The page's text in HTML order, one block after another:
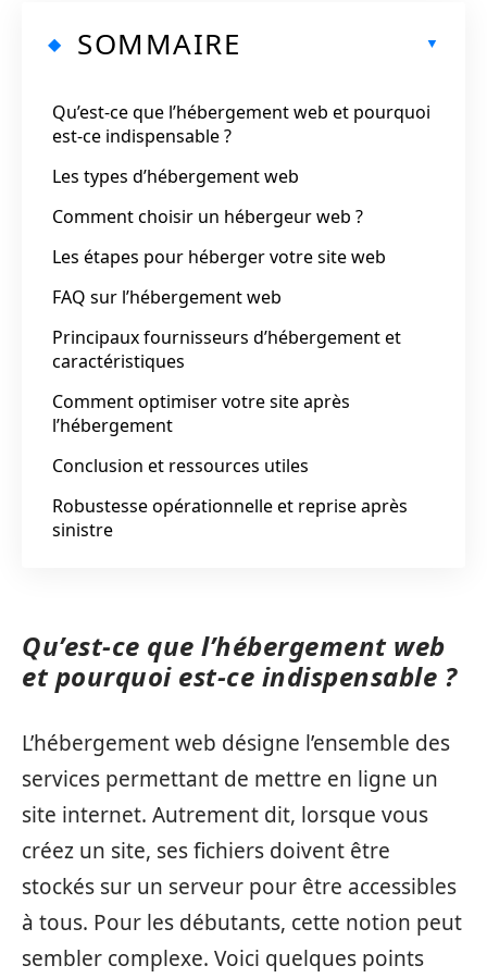
SOMMAIRE
Qu’est-ce que l’hébergement web et pourquoi
est-ce indispensable ?
Les types d’hébergement web
Comment choisir un hébergeur web ?
Les étapes pour héberger votre site web
FAQ sur l’hébergement web
Principaux fournisseurs d’hébergement et
caractéristiques
Comment optimiser votre site après
l’hébergement
Conclusion et ressources utiles
Robustesse opérationnelle et reprise après
sinistre
Qu’est-ce que l’hébergement web
et pourquoi est-ce indispensable ?
L’hébergement web désigne l’ensemble des
services permettant de mettre en ligne un
site internet. Autrement dit, lorsque vous
créez un site, ses fichiers doivent être
stockés sur un serveur pour être accessibles
à tous. Pour les débutants, cette notion peut
sembler complexe. Voici quelques points